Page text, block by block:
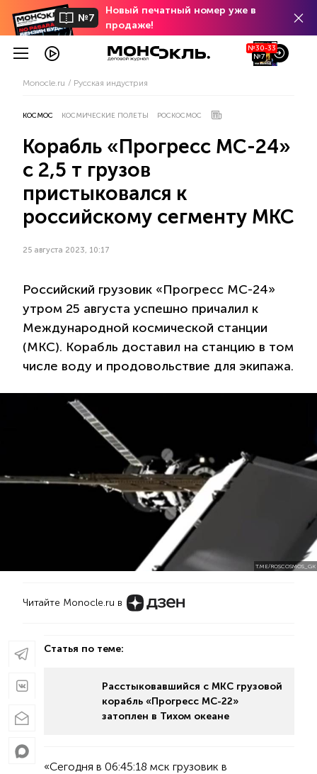
№7
Новый печатный номер уже в
продаже!
№30-33
№7
Monocle.ru Русская индустрия
КОСМОС КОСМИЧЕСКИЕ ПОЛЕТЫ РОСКОСМОС
Корабль «Прогресс МС-24»
с 2,5 т грузов
пристыковался к
российскому сегменту МКС
25 августа 2023, 10:17
Российский грузовик «Прогресс МС-24»
утром 25 августа успешно причалил к
Международной космической станции
(МКС). Корабль доставил на станцию в том
числе воду и продовольствие для экипажа.
T.ME/ROSCOSMOS_GK
Читайте Monocle.ru в
Статья по теме:
Расстыковавшийся с МКС грузовой
корабль «Прогресс МС-22»
затоплен в Тихом океане
«Сегодня в 06:45:18 мск грузовик в